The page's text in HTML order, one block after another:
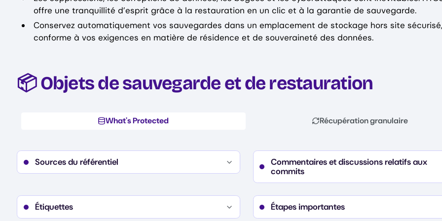
offre une tranquillité d’esprit grâce à la restauration en un clic et à la garantie de sauvegarde.
Conservez automatiquement vos sauvegardes dans un emplacement de stockage hors site sécurisé,
conforme à vos exigences en matière de résidence et de souveraineté des données.
📦 Objets de sauvegarde et de restauration
What's Protected Récupération granulaire
Sources du référentiel
Commits
Balises
Commentaires et discussions relatifs aux
commits
Notes de discussion (texte, auteur, date de
Étiquettes
Étapes importantes